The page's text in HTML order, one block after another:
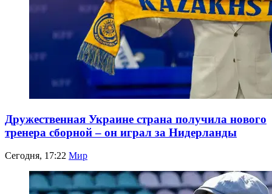
Дружественная Украине страна получила нового
тренера сборной – он играл за Нидерланды
Сегодня, 17:22 Мир